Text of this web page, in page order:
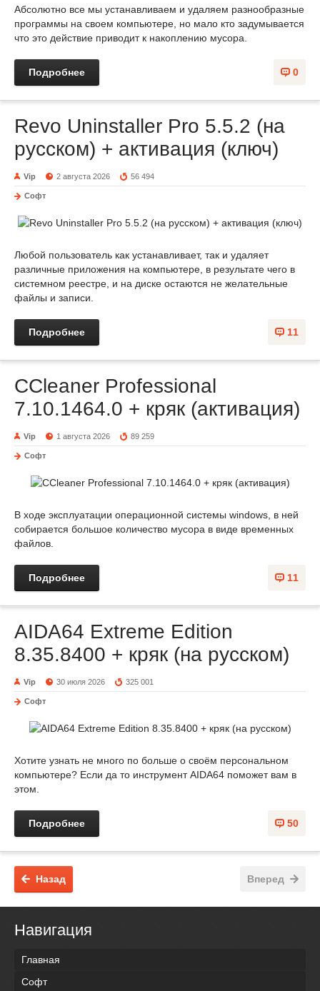
Абсолютно все мы устанавливаем и удаляем разнообразные
программы на своем компьютере, но мало кто задумывается
что это действие приводит к накоплению мусора.
0
Подробнее
Revo Uninstaller Pro 5.5.2 (на
русском) + активация (ключ)
Vip 2 августа 2026 56 494
Софт
Любой пользователь как устанавливает, так и удаляет
различные приложения на компьютере, в результате чего в
системном реестре, и на диске остаются не желательные
файлы и записи.
11
Подробнее
CCleaner Professional
7.10.1464.0 + кряк (активация)
Vip 1 августа 2026 89 259
Софт
В ходе эксплуатации операционной системы windows, в ней
собирается большое количество мусора в виде временных
файлов.
11
Подробнее
AIDA64 Extreme Edition
8.35.8400 + кряк (на русском)
Vip 30 июля 2026 325 001
Софт
Хотите узнать не много по больше о своём персональном
компьютере? Если да то инструмент AIDA64 поможет вам в
этом.
50
Подробнее
Вперед
Назад
Навигация
Главная
Софт